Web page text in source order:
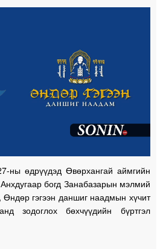
Easy news
ны өдрүүдэд Өвөрхангай аймгийн
богд Занабазарын мэлмий
гэгээн даншиг наадмын хүчит
зодоглох бөхчүүдийн бүртгэл